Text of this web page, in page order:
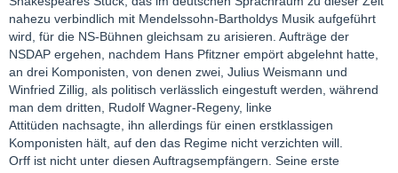
nahezu verbindlich mit Mendelssohn-Bartholdys Musik aufgeführt
wird, für die NS-Bühnen gleichsam zu arisieren. Aufträge der
NSDAP ergehen, nachdem Hans Pfitzner empört abgelehnt hatte,
an drei Komponisten, von denen zwei, Julius Weismann und
Winfried Zillig, als politisch verlässlich eingestuft werden, während
man dem dritten, Rudolf Wagner-Regeny, linke
Attitüden nachsagte, ihn allerdings für einen erstklassigen
Komponisten hält, auf den das Regime nicht verzichten will.
Orff ist nicht unter diesen Auftragsempfängern. Seine erste